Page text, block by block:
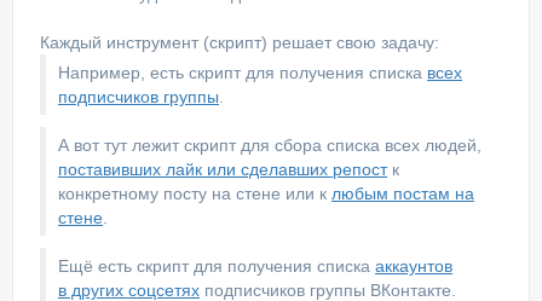
Каждый инструмент (скрипт) решает свою задачу:
Например, есть скрипт для получения списка всех
подписчиков группы
А вот тут лежит скрипт для сбора списка всех людей,
поставивших лайк или сделавших репостк
конкретному посту на стене или к любым постам на
стене
Ещё есть скрипт для получения списка аккаунтов
в других соцсетях подписчиков группы ВКонтакте.